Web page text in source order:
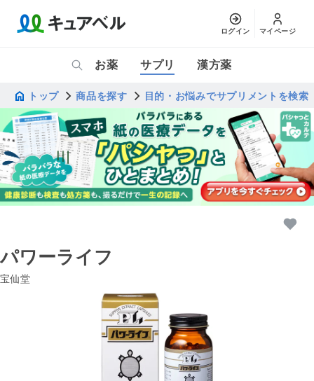
ログイン マイページ
お薬 サプリ 漢方薬
トップ 商品を探す 目的・お悩みでサプリメントを検索
パワーライフ
宝仙堂